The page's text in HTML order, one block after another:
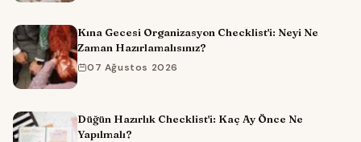
Kına Gecesi Organizasyon Checklist'i: Neyi Ne
Zaman Hazırlamalısınız?
07 Ağustos 2026
Düğün Hazırlık Checklist'i: Kaç Ay Önce Ne
Yapılmalı?